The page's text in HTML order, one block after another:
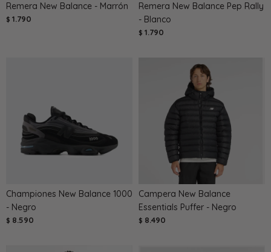
Remera New Balance - Marrón
$ 1.790
Remera New Balance Pep Rally
- Blanco
$ 1.790
Championes New Balance 1000
- Negro
$ 8.590
Campera New Balance
Essentials Puffer - Negro
$ 8.490